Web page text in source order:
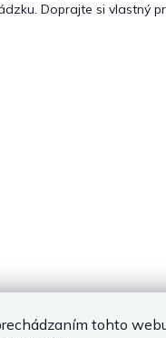
tohto
Doprajte si vlastný